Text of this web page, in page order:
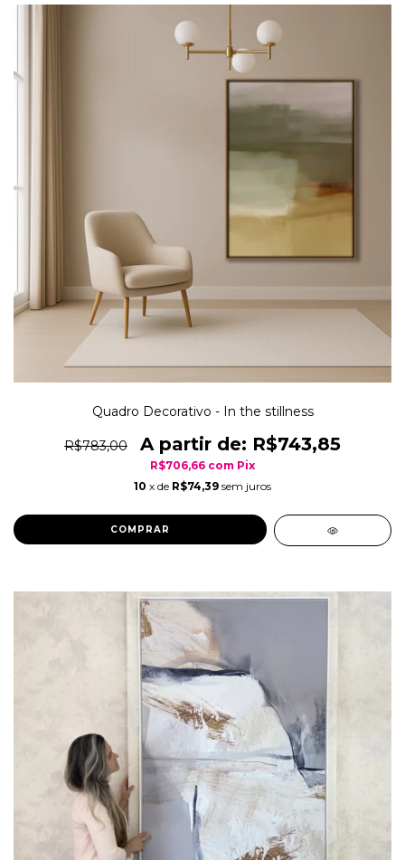
Quadro Decorativo - In the stillness
R$783,00 R$743,85
R$706,66 com Pix
10 x de R$74,39 sem juros
COMPRAR